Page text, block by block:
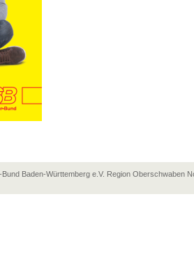
Baden-Württemberg e.V. Region Oberschwaben